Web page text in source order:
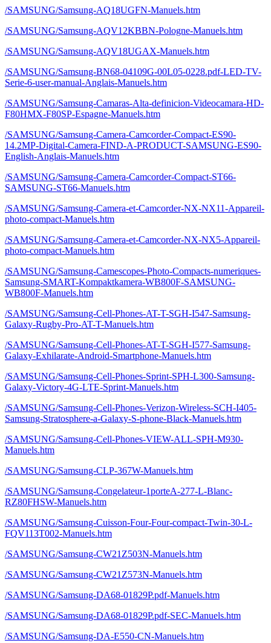
/SAMSUNG/Samsung-AQ18UGFN-Manuels.htm
/SAMSUNG/Samsung-AQV12KBBN-Pologne-Manuels.htm
/SAMSUNG/Samsung-AQV18UGAX-Manuels.htm
/SAMSUNG/Samsung-BN68-04109G-00L05-0228.pdf-LED-TV-
Serie-6-user-manual-Anglais-Manuels.htm
/SAMSUNG/Samsung-Camaras-Alta-definicion-Videocamara-HD-
F80HMX-F80SP-Espagne-Manuels.htm
/SAMSUNG/Samsung-Camera-Camcorder-Compact-ES90-
14.2MP-Digital-Camera-FIND-A-PRODUCT-SAMSUNG-ES90-
English-Anglais-Manuels.htm
/SAMSUNG/Samsung-Camera-Camcorder-Compact-ST66-
SAMSUNG-ST66-Manuels.htm
/SAMSUNG/Samsung-Camera-et-Camcorder-NX-NX11-Appareil-
photo-compact-Manuels.htm
/SAMSUNG/Samsung-Camera-et-Camcorder-NX-NX5-Appareil-
photo-compact-Manuels.htm
/SAMSUNG/Samsung-Camescopes-Photo-Compacts-numeriques-
Samsung-SMART-Kompaktkamera-WB800F-SAMSUNG-
WB800F-Manuels.htm
/SAMSUNG/Samsung-Cell-Phones-AT-T-SGH-I547-Samsung-
Galaxy-Rugby-Pro-AT-T-Manuels.htm
/SAMSUNG/Samsung-Cell-Phones-AT-T-SGH-I577-Samsung-
Galaxy-Exhilarate-Android-Smartphone-Manuels.htm
/SAMSUNG/Samsung-Cell-Phones-Sprint-SPH-L300-Samsung-
Galaxy-Victory-4G-LTE-Sprint-Manuels.htm
/SAMSUNG/Samsung-Cell-Phones-Verizon-Wireless-SCH-I405-
Samsung-Stratosphere-a-Galaxy-S-phone-Black-Manuels.htm
/SAMSUNG/Samsung-Cell-Phones-VIEW-ALL-SPH-M930-
Manuels.htm
/SAMSUNG/Samsung-CLP-367W-Manuels.htm
/SAMSUNG/Samsung-Congelateur-1porteA-277-L-Blanc-
RZ80FHSW-Manuels.htm
/SAMSUNG/Samsung-Cuisson-Four-Four-compact-Twin-30-L-
FQV113T002-Manuels.htm
/SAMSUNG/Samsung-CW21Z503N-Manuels.htm
/SAMSUNG/Samsung-CW21Z573N-Manuels.htm
/SAMSUNG/Samsung-DA68-01829P.pdf-Manuels.htm
/SAMSUNG/Samsung-DA68-01829P.pdf-SEC-Manuels.htm
/SAMSUNG/Samsung-DA-E550-CN-Manuels.htm